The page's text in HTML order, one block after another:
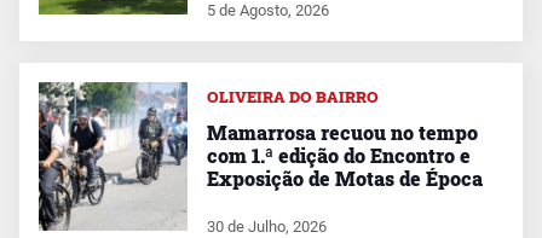
5 de Agosto, 2026
OLIVEIRA DO BAIRRO
Mamarrosa recuou no tempo
com 1.ª edição do Encontro e
Exposição de Motas de Época
30 de Julho, 2026